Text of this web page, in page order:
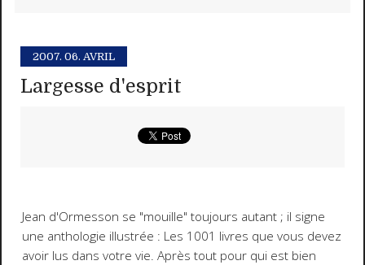
2007. 06. AVRIL
Largesse d'esprit
Jean d'Ormesson se "mouille" toujours autant ; il signe
une anthologie illustrée : Les 1001 livres que vous devez
avoir lus dans votre vie. Après tout pour qui est bien